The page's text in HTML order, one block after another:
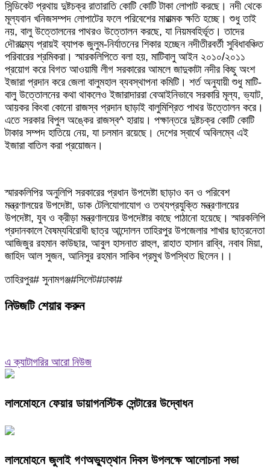
সিন্ডিকেট প্রথায় দুষ্টচক্র রাতারাতি কোটি কোটি টাকা লোপাট করছে। নদী থেকে
মূল্যবান খনিজসম্পদ লোপাটের ফলে পরিবেশের মারাত্মক ক্ষতি হচ্ছে। শুধু তাই
নয়, বালু উত্তোলনের পাথরও উত্তোলন করছে, যা নিয়মবহির্ভূত। তাদের
দৌরাত্ম্যে প্রায়ই ব্যাপক জুলুম-নির্যাতনের শিকার হচ্ছেন নদীতীরবর্তী সুবিধাবঞ্চিত
পরিবারের শ্রমিকরা। স্মারকলিপিতে বলা হয়, মাটিবালু আইন ২০১০/২০১১
প্রয়োগ করে বিগত আওয়ামী লীগ সরকারের আমলে জাদুকাটা নদীর কিছু অংশ
ইজারা প্রদান করে জেলা বালুমহাল ব্যবস্থাপনা কমিটি। শর্ত অনুযায়ী শুধু মাটি-
বালু উত্তোলনের কথা থাকলেও ইজারাদাররা বেআইনিভাবে সরকারি মূল্য, ভ্যাট,
আয়কর কিংবা কোনো রাজস্ব প্রদান ছাড়াই বালুমিশ্রিত পাথর উত্তোলন করে।
এতে সরকার বিপুল অঙ্কের রাজস্ব^ হারায়। পক্ষান্তরে দুষ্টচক্র কোটি কোটি
টাকার সম্পদ হাতিয়ে নেয়, যা চলমান রয়েছে। দেশের স্বার্থে অবিলম্বে এই
ইজারা বাতিল করা প্রয়োজন।
স্মারকলিপির অনুলিপি সরকারের প্রধান উপদেষ্টা ছাড়াও বন ও পরিবেশ
মন্ত্রণালয়ের উপদেষ্টা, ডাক টেলিযোগাযোগ ও তথ্যপ্রযুক্তি মন্ত্রণালয়ের
উপদেষ্টা, যুব ও ক্রীড়া মন্ত্রণালয়ের উপদেষ্টার কাছে পাঠানো হয়েছে। স্মারকলিপি
প্রদানকালে বৈষম্যবিরোধী ছাত্র আন্দোলন তাহিরপুর উপজেলার শাখার ছাত্রনেতা
আজিজুর রহমান কাউছার, আবুল হাসনাত রাহুল, রাহাত হাসান রাব্বি, নবাব মিয়া,
জাহিদ আল সুজন, আনিসুর রহমান সাকিব প্রমুখ উপস্থিত ছিলেন।।
তাহিরপুর# সুনামগঞ্জ#সিলেট#ঢাকা#
নিউজটি শেয়ার করুন
এ ক্যাটাগরির আরো নিউজ
লালমোহনে ফেয়ার ডায়াগনস্টিক সেন্টারের উদ্বোধন
লালমোহনে জুলাই গণঅভ্যুত্থান দিবস উপলক্ষে আলোচনা সভা